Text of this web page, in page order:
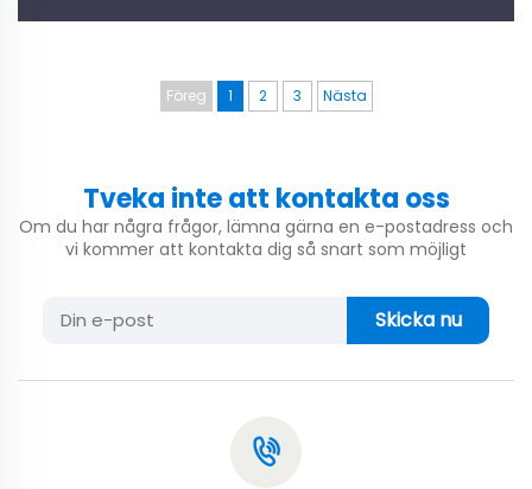
Föreg 1 2 3 Nästa
Tveka inte att kontakta oss
Om du har några frågor, lämna gärna en e-postadress och
vi kommer att kontakta dig så snart som möjligt
Skicka nu